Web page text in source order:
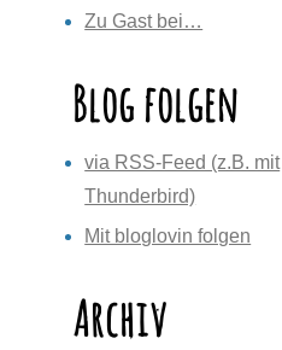
Zu Gast bei…
Blog folgen
via RSS-Feed (z.B. mit
Thunderbird)
Mit bloglovin folgen
Archiv